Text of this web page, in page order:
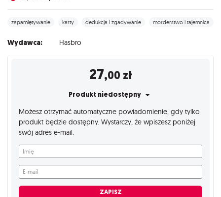
zapamiętywanie karty dedukcja i zgadywanie morderstwo i tajemnica
Wydawca: Hasbro
27,00 zł
Produkt niedostępny
Możesz otrzymać automatyczne powiadomienie, gdy tylko
produkt będzie dostępny. Wystarczy, że wpiszesz poniżej
swój adres e-mail.
Imię
E-mail
ZAPISZ